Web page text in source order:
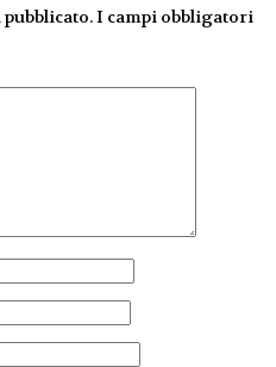
I campi obbligatori